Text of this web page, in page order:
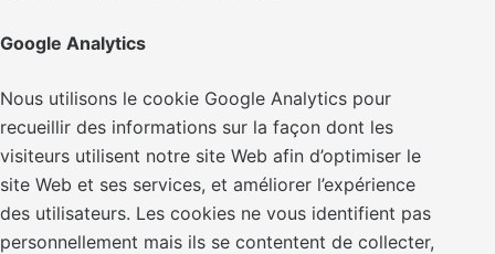
Google Analytics
Nous utilisons le cookie Google Analytics pour
recueillir des informations sur la façon dont les
visiteurs utilisent notre site Web afin d’optimiser le
site Web et ses services, et améliorer l’expérience
des utilisateurs. Les cookies ne vous identifient pas
personnellement mais ils se contentent de collecter,